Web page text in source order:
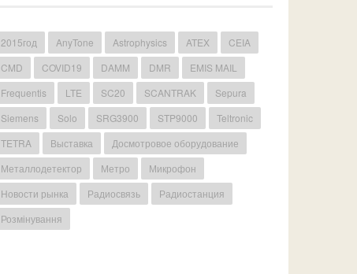
2015год AnyTone Astrophysics ATEX
CEIA
CMD
COVID19 DAMM DMR
EMIS MAIL
Frequentis
LTE SC20 SCANTRAK
Sepura
Siemens
Solo SRG3900 STP9000
Teltronic
TETRA
Выставка
Досмотровое оборудование
Металлодетектор
Метро
Микрофон
Новости рынка
Радиосвязь
Радиостанция
Розмінування